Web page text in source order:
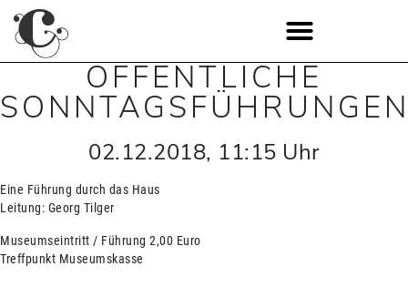
ÖFFENTLICHE
02.12.2018, 11:15 Uhr
Eine Führung durch das Haus
Leitung: Georg Tilger
Museumseintritt / Führung 2,00 Euro
Treffpunkt Museumskasse